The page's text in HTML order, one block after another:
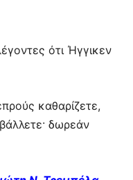
ότι Ήγγικεν
καθαρίζετε,
δωρεάν